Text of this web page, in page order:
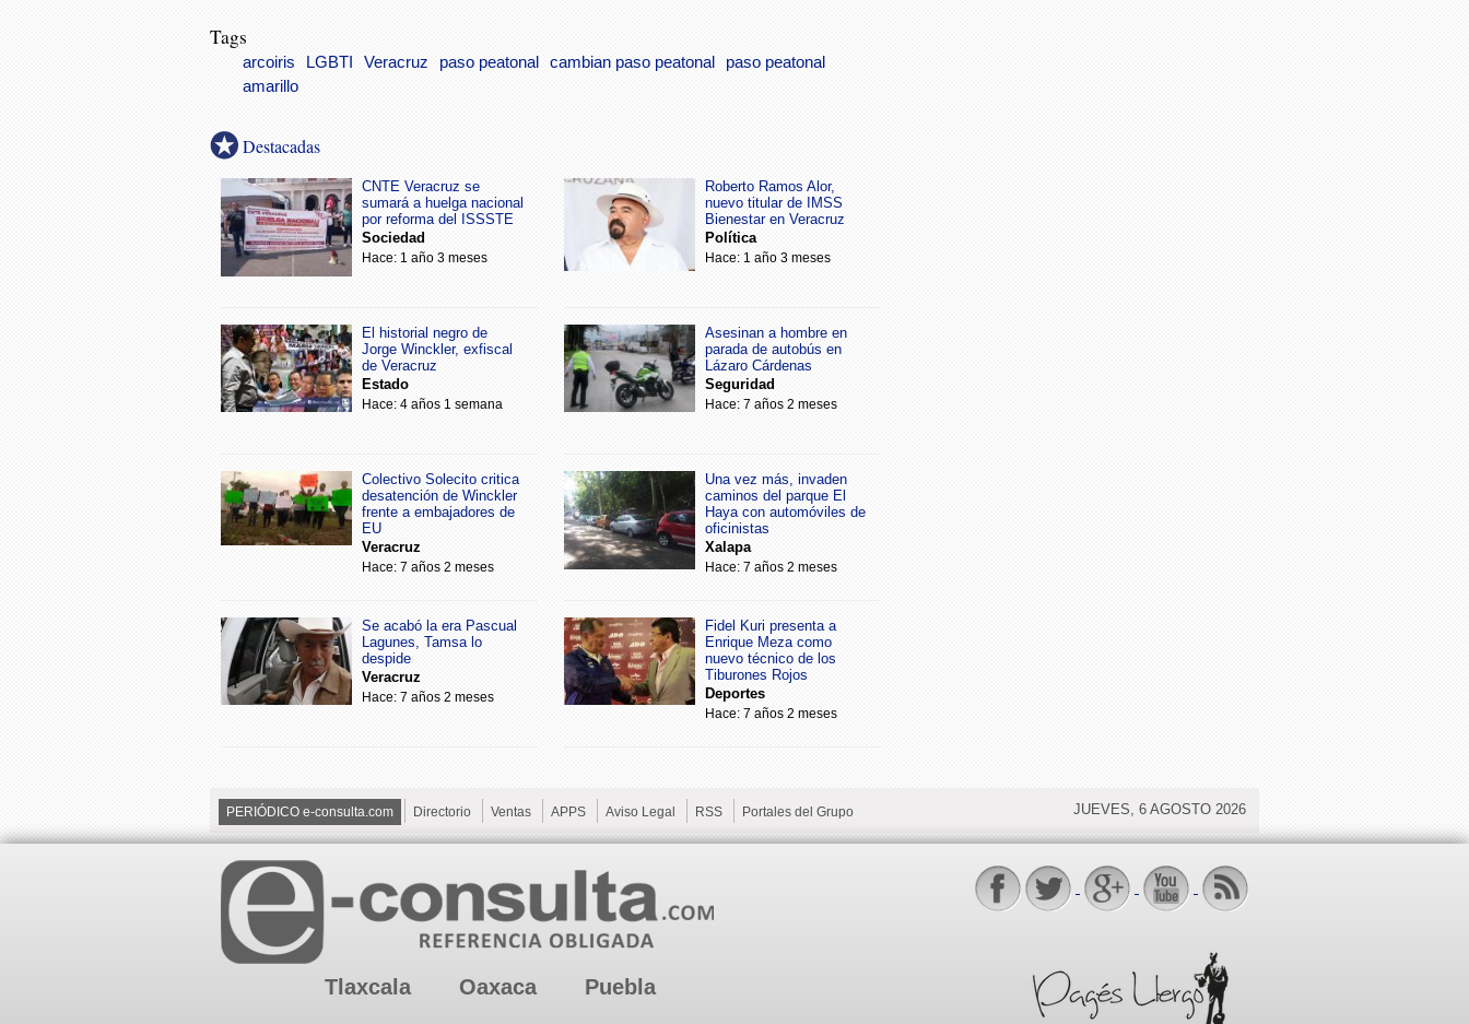
Tags
arcoiris LGBTI Veracruz paso peatonal cambian paso peatonal
paso peatonal
amarillo
Destacadas
CNTE Veracruz se
sumará a huelga nacional
por reforma del ISSSTE
Sociedad
Hace: 1 año 3 meses
Roberto Ramos Alor,
nuevo titular de IMSS
Bienestar en Veracruz
Política
Hace: 1 año 3 meses
El historial negro de
Jorge Winckler, exfiscal
de Veracruz
Estado
Hace: 4 años 1 semana
Asesinan a hombre en
parada de autobús en
Lázaro Cárdenas
Seguridad
Hace: 7 años 2 meses
Colectivo Solecito critica
desatención de Winckler
frente a embajadores de
EU
Veracruz
Hace: 7 años 2 meses
Una vez más, invaden
caminos del parque El
Haya con automóviles de
oficinistas
Xalapa
Hace: 7 años 2 meses
Se acabó la era Pascual
Lagunes, Tamsa lo
despide
Veracruz
Hace: 7 años 2 meses
Fidel Kuri presenta a
Enrique Meza como
nuevo técnico de los
Tiburones Rojos
Deportes
Hace: 7 años 2 meses
PERIÓDICO e-consulta.com Directorio Ventas APPS Aviso Legal RSS Portales del Grupo JUEVES, 6 AGOSTO 2026
Tlaxcala Oaxaca Puebla